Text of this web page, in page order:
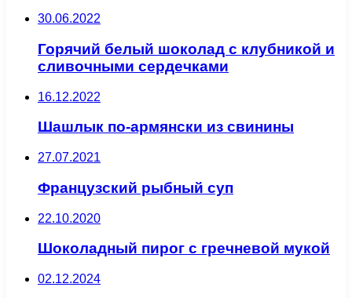
30.06.2022
Горячий белый шоколад с клубникой и
сливочными сердечками
16.12.2022
Шашлык по-армянски из свинины
27.07.2021
Французский рыбный суп
22.10.2020
Шоколадный пирог с гречневой мукой
02.12.2024